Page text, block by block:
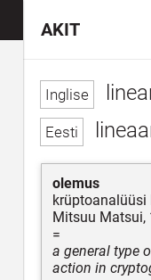
olemus
Mitsuu Matsui,
=
a general type
action in
AKIT